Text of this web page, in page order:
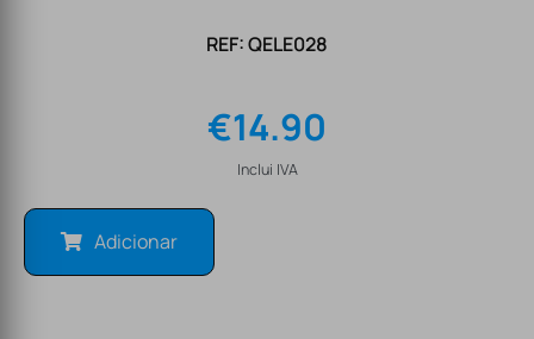
REF: QELE028
€14.90
Inclui IVA
Adicionar